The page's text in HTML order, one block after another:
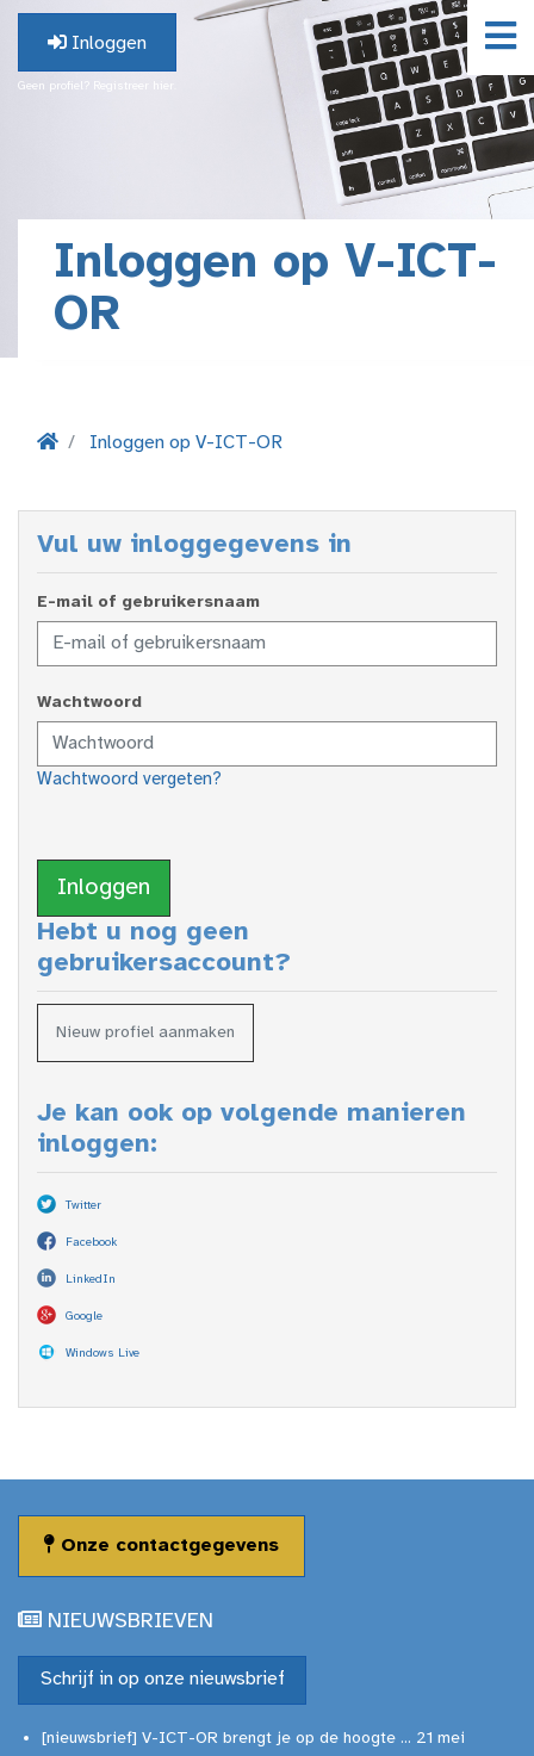
Inloggen
Geen profiel? Registreer hier.
Inloggen op V-ICT-
OR
Inloggen op V-ICT-OR
Vul uw inloggegevens in
E-mail of gebruikersnaam
Wachtwoord
Wachtwoord vergeten?
Inloggen
Hebt u nog geen
gebruikersaccount?
Nieuw profiel aanmaken
Je kan ook op volgende manieren
inloggen:
Twitter
Facebook
LinkedIn
Google
Windows Live
Onze contactgegevens
NIEUWSBRIEVEN
Schrijf in op onze nieuwsbrief
[nieuwsbrief] V-ICT-OR brengt je op de hoogte ... 21 mei